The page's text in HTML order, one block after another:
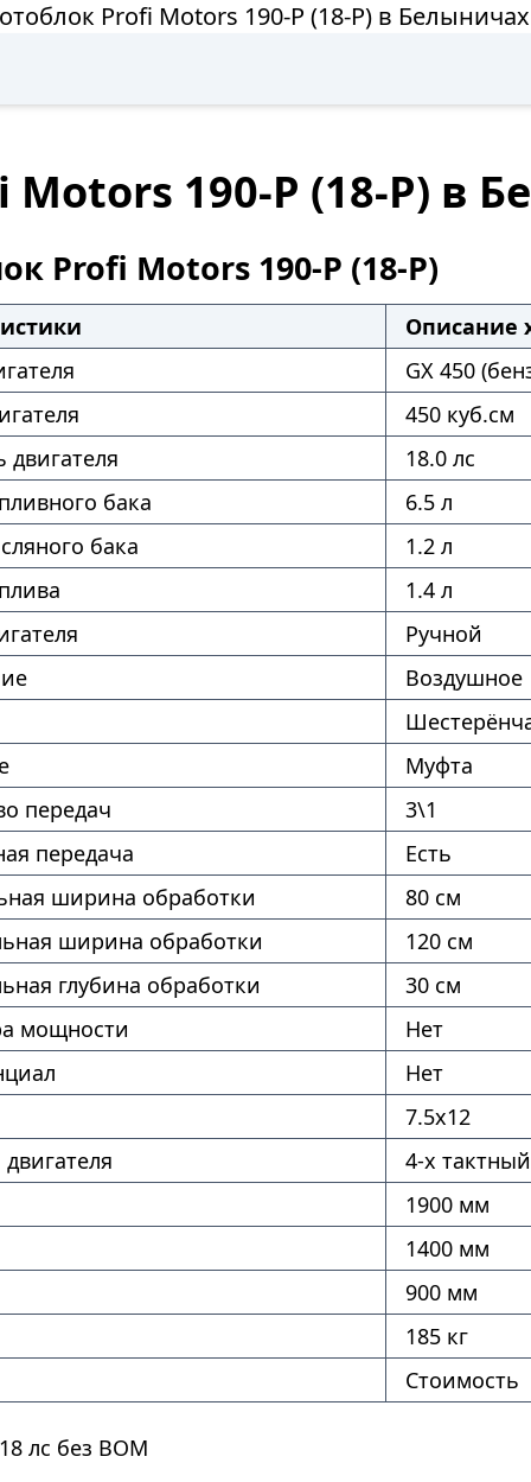
Profi Motors 190-P (18-P) в
190-P (18-P) в
Profi Motors 190-P (18-P)
Описание
GX 450
450 куб.см
18.0 лс
бака
6.5 л
бака
1.2 л
1.4 л
Ручной
Воздушное
Муфта
передач
3\1
передача
Есть
ширина обработки
80 см
ширина обработки
120 см
глубина обработки
30 см
мощности
Нет
Нет
7.5х12
4-х тактный
1900 мм
1400 мм
900 мм
185 кг
Стоимость
лс без ВОМ